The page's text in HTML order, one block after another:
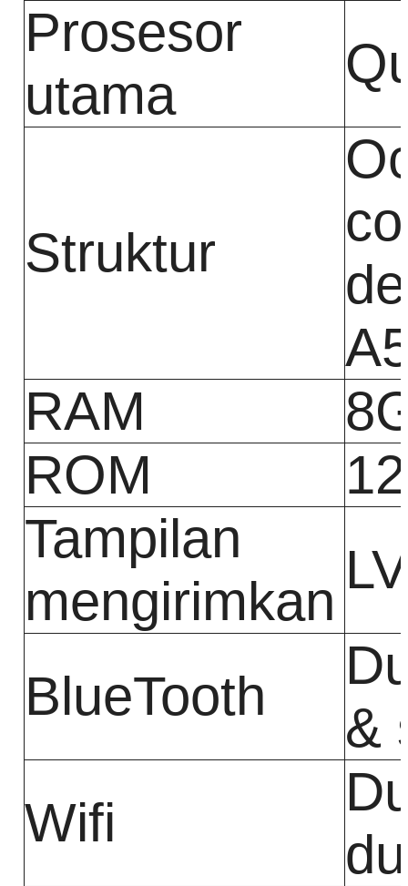
Prosesor
utama
Struktur
RAM
ROM
Tampilan
mengirimkan
BlueTooth
&
Wifi